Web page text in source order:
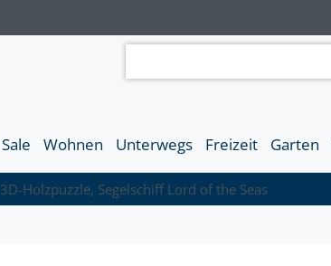
Sale Wohnen Unterwegs Freizeit Garten
3D-Holzpuzzle, Segelschiff Lord of the Seas